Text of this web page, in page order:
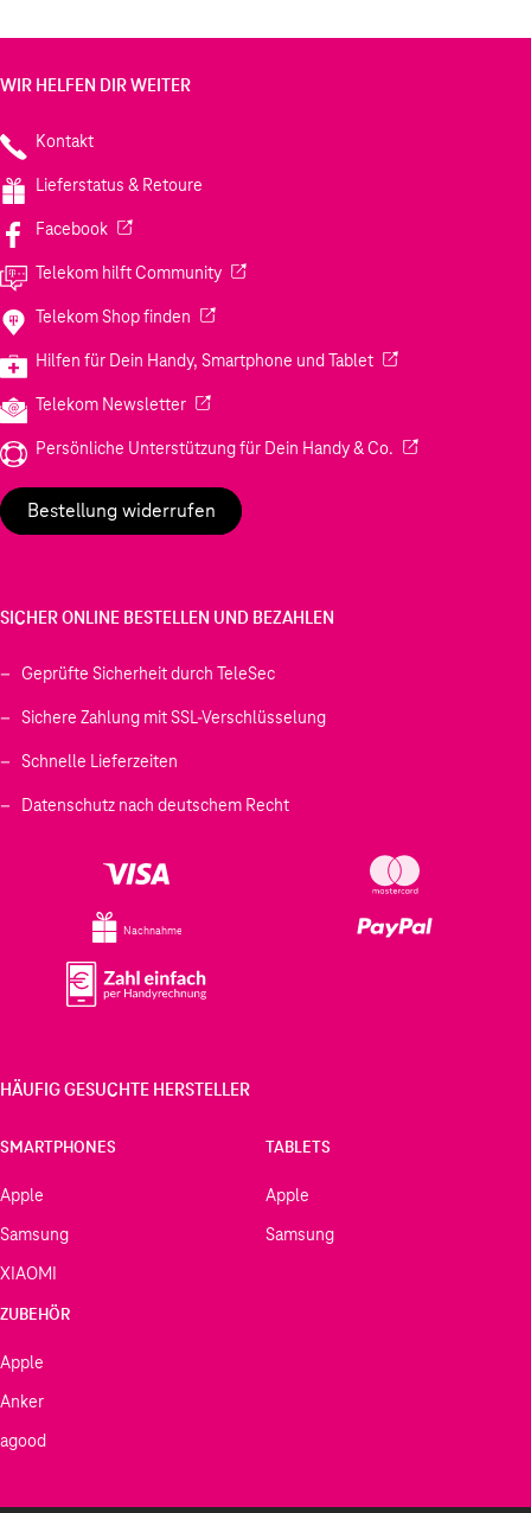
WIR HELFEN DIR WEITER
Kontakt
Lieferstatus & Retoure
Facebook(Wird in einem neuen Tab geöffnet)
Telekom hilft Community(Wird in einem neuen Tab geöffnet)
Telekom Shop finden (Wird in einem neuen Tab geöffnet)
Hilfen für Dein Handy, Smartphone und Tablet(Wird in einem
Telekom Newsletter(Wird in einem neuen Tab geöffnet)
Persönliche Unterstützung für Dein Handy & Co. (Wird in einem
Bestellung widerrufen
SICHER ONLINE BESTELLEN UND BEZAHLEN
Geprüfte Sicherheit durch TeleSec
Sichere Zahlung mit SSL-Verschlüsselung
Schnelle Lieferzeiten
Datenschutz nach deutschem Recht
Nachnahme
HÄUFIG GESUCHTE HERSTELLER
SMARTPHONES
Apple
Samsung
XIAOMI
TABLETS
Apple
Samsung
ZUBEHÖR
Apple
Anker
agood